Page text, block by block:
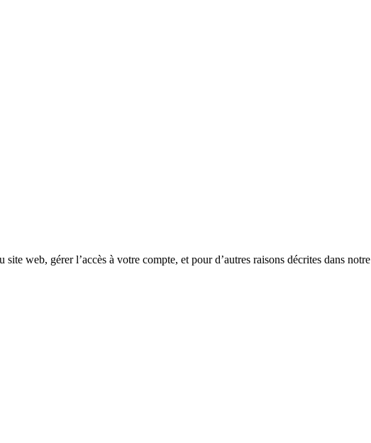
web, gérer l’accès à votre compte, et pour d’autres raisons décrites dans notre